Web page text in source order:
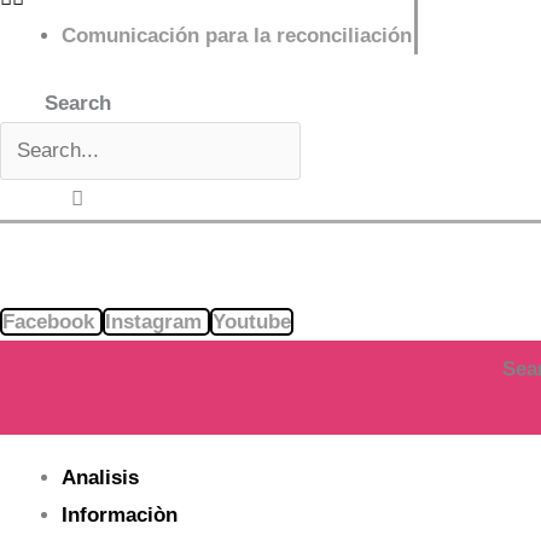
Comunicación para la reconciliación
Search
Facebook Instagram Youtube
Analisis
Informaciòn